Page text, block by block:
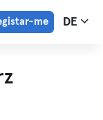
me DE